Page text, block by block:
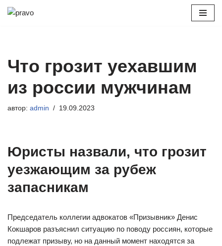
Что грозит уехавшим
из россии мужчинам
автор: admin 19.09.2023
Юристы назвали, что грозит
уезжающим за рубеж
запасникам
Председатель коллегии адвокатов «Призывник» Денис
Кокшаров разъяснил ситуацию по поводу россиян, которые
подлежат призыву, но на данный момент находятся за